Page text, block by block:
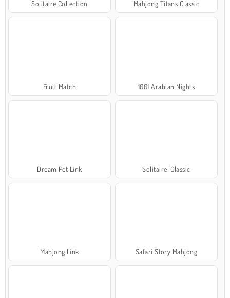
Solitaire Collection Mahjong Titans Classic
Fruit Match 1001 Arabian Nights
Dream Pet Link Solitaire-Classic
Mahjong Link Safari Story Mahjong